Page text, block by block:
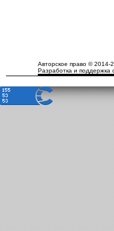
Авторское право © 2014-
Разработка и